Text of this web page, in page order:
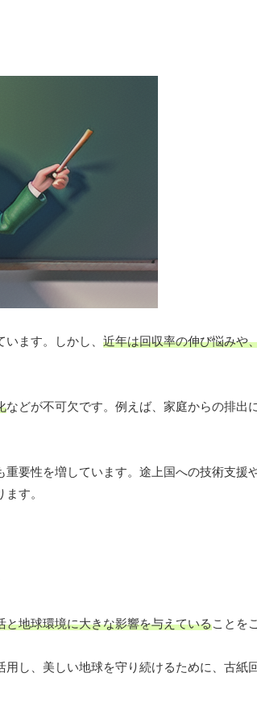
ます。しかし、 近年は回収率の伸び悩みや
などが不可欠です。例えば、家庭からの排出
要性を増しています。途上国への技術支援
す。
と地球環境に大きな影響を与えていることを
用し、美しい地球を守り続けるために、古紙